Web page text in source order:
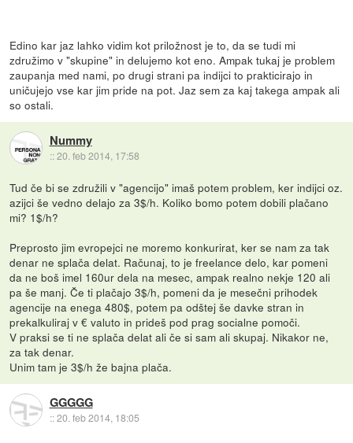
Edino kar jaz lahko vidim kot priložnost je to, da se tudi mi
združimo v "skupine" in delujemo kot eno. Ampak tukaj je problem
zaupanja med nami, po drugi strani pa indijci to prakticirajo in
uničujejo vse kar jim pride na pot. Jaz sem za kaj takega ampak ali
so ostali.
Nummy
::20. feb 2014, 17:58
Tud če bi se združili v "agencijo" imaš potem problem, ker indijci oz.
azijci še vedno delajo za 3$/h. Koliko bomo potem dobili plačano
mi? 1$/h?
Preprosto jim evropejci ne moremo konkurirat, ker se nam za tak
denar ne splača delat. Računaj, to je freelance delo, kar pomeni
da ne boš imel 160ur dela na mesec, ampak realno nekje 120 ali
pa še manj. Če ti plačajo 3$/h, pomeni da je mesečni prihodek
agencije na enega 480$, potem pa odštej še davke stran in
prekalkuliraj v € valuto in prideš pod prag socialne pomoči.
V praksi se ti ne splača delat ali če si sam ali skupaj. Nikakor ne,
za tak denar.
Unim tam je 3$/h že bajna plača.
GGGGG
::20. feb 2014, 18:05